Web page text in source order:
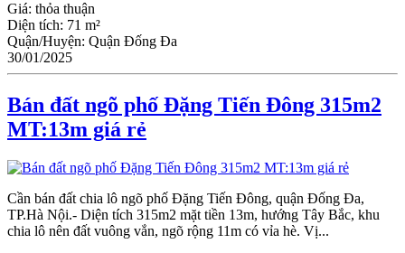
Giá: thỏa thuận
Diện tích: 71 m²
Quận/Huyện: Quận Đống Đa
30/01/2025
Bán đất ngõ phố Đặng Tiến Đông 315m2
MT:13m giá rẻ
Cần bán đất chia lô ngõ phố Đặng Tiến Đông, quận Đống Đa,
TP.Hà Nội.- Diện tích 315m2 mặt tiền 13m, hướng Tây Bắc, khu
chia lô nên đất vuông vắn, ngõ rộng 11m có vỉa hè. Vị...